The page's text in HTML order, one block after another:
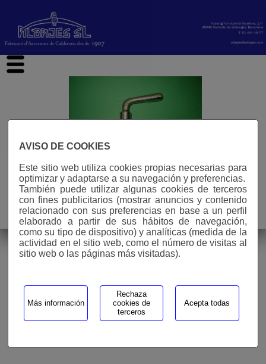
AVISO DE COOKIES
Este sitio web utiliza cookies propias necesarias para
optimizar y adaptarse a su navegación y preferencias.
También puede utilizar algunas cookies de terceros
con fines publicitarios (mostrar anuncios y contenido
relacionado con sus preferencias en base a un perfil
elaborado a partir de sus hábitos de navegación,
como su tipo de dispositivo) y analíticas (medida de la
actividad en el sitio web, como el número de visitas al
sitio web o las páginas más visitadas).
Más información
Rechaza
cookies de
terceros
Acepta todas
Aviso legal
n° visitas: 588361